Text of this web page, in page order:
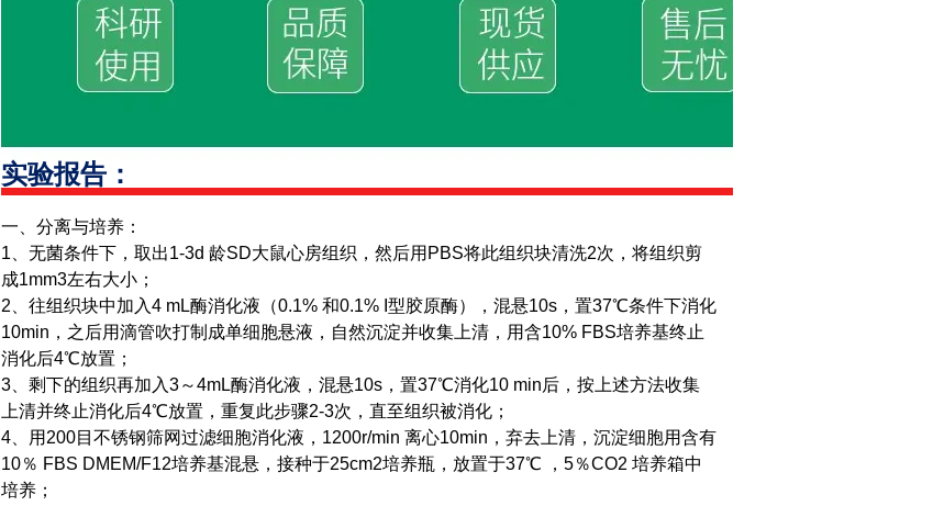
实验报告：
一、分离与培养：
1、无菌条件下，取出1-3d 龄SD大鼠心房组织，然后用PBS将此组织块清洗2次，将组织剪
成1mm3左右大小；
2、往组织块中加入4 mL酶消化液（0.1% 和0.1% I型胶原酶），混悬10s，置37℃条件下消化
10min，之后用滴管吹打制成单细胞悬液，自然沉淀并收集上清，用含10% FBS培养基终止
消化后4℃放置；
3、剩下的组织再加入3～4mL酶消化液，混悬10s，置37℃消化10 min后，按上述方法收集
上清并终止消化后4℃放置，重复此步骤2-3次，直至组织被消化；
4、用200目不锈钢筛网过滤细胞消化液，1200r/min 离心10min，弃去上清，沉淀细胞用含有
10％ FBS DMEM/F12培养基混悬，接种于25cm2培养瓶，放置于37℃ ，5％CO2 培养箱中
培养；